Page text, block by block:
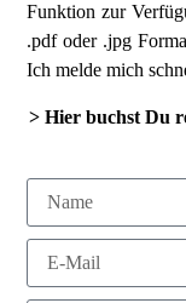
Funktion zur
.pdf oder .jpg
Ich melde mich
> Hier buchst Du